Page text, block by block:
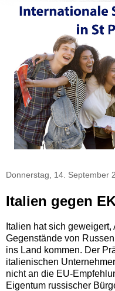
Donnerstag, 14. September
Italien gegen
Italien hat sich
Gegenstände von
ins Land kommen. Der
italienischen
nicht an die EU-
Eigentum russischer